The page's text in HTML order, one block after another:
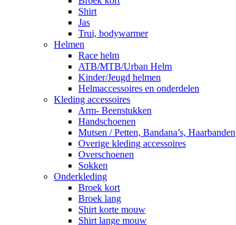
Shirt
Jas
Trui, bodywarmer
Helmen
Race helm
ATB/MTB/Urban Helm
Kinder/Jeugd helmen
Helmaccessoires en onderdelen
Kleding accessoires
Arm- Beenstukken
Handschoenen
Mutsen / Petten, Bandana’s, Haarbanden
Overige kleding accessoires
Overschoenen
Sokken
Onderkleding
Broek kort
Broek lang
Shirt korte mouw
Shirt lange mouw